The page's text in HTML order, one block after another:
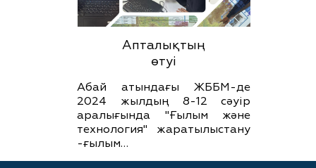
Апталықтың
өтуі
Абай атындағы ЖББМ-де
2024 жылдың 8-12 сәуір
аралығында "Ғылым және
технология" жаратылыстану
-ғылым…